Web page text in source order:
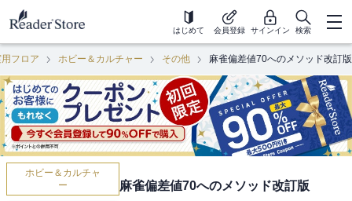
はじめて 会員登録 サインイン 検索
フロア ホビー＆カルチャー その他 麻雀偏差値70へのメソッド改訂版
ホビー＆カルチャ
ー
麻雀偏差値70へのメソッド改訂版